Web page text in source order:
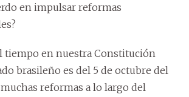
en impulsar reformas
tiempo en nuestra Constitución
brasileño es del 5 de octubre del
reformas a lo largo del